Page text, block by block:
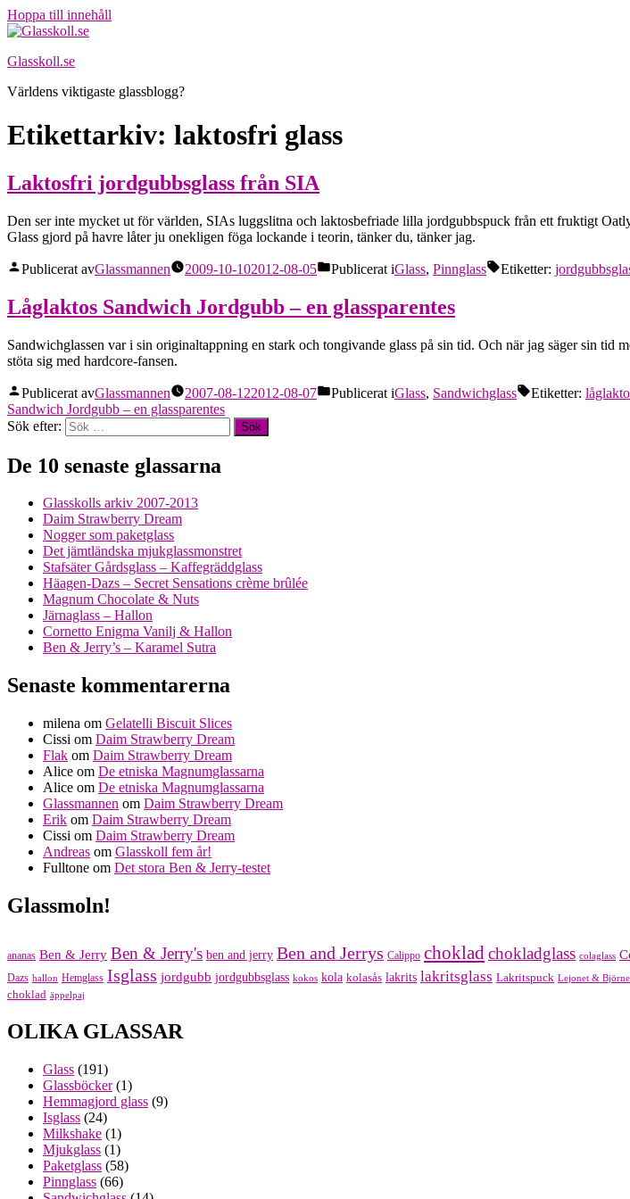
Hoppa till innehåll
Glasskoll.se
Världens viktigaste glassblogg?
Etikettarkiv: laktosfri glass
Laktosfri jordgubbsglass från SIA
Den ser inte mycket ut för världen, SIAs luggslitna och laktosbefriade lilla jordgubbspuck från ett fruktigt
Glass gjord på havre låter ju onekligen föga lockande i teorin, tänker du, tänker jag.
Publicerat avGlassmannen 2009-10-102012-08-05 Publicerat iGlass, Pinnglass Etiketter:
Låglaktos Sandwich Jordgubb – en glassparentes
Sandwichglassen var i sin originaltappning en stark och tongivande glass på sin tid. Och när jag säger sin
stöta sig med hardcore-fansen.
Publicerat avGlassmannen 2007-08-122012-08-07 Publicerat iGlass, Sandwichglass Etiketter:
Sandwich Jordgubb – en glassparentes
Sök efter:
De 10 senaste glassarna
Glasskolls arkiv 2007-2013
Daim Strawberry Dream
Nogger som paketglass
Det jämtländska mjukglassmonstret
Stafsäter Gårdsglass – Kaffegräddglass
Häagen-Dazs – Secret Sensations crème brûlée
Magnum Chocolate & Nuts
Järnaglass – Hallon
Cornetto Enigma Vanilj & Hallon
Ben & Jerry’s – Karamel Sutra
Senaste kommentarerna
milena om Gelatelli Biscuit Slices
Cissi om Daim Strawberry Dream
Flak om Daim Strawberry Dream
Alice om De etniska Magnumglassarna
Alice om De etniska Magnumglassarna
Glassmannen om Daim Strawberry Dream
Erik om Daim Strawberry Dream
Cissi om Daim Strawberry Dream
Andreas om Glasskoll fem år!
Fulltone om Det stora Ben & Jerry-testet
Glassmoln!
ananas Ben & Jerry Ben & Jerry's ben and jerry Ben and Jerrys Calippo choklad chokladglass colaglass
Dazs hallon Hemglass Isglass jordgubb jordgubbsglass kokos kola kolasås lakrits lakritsglass Lakritspuck Lejonet &
choklad äppelpaj
OLIKA GLASSAR
Glass (191)
Glassböcker(1)
Hemmagjord glass (9)
Isglass (24)
Milkshake (1)
Mjukglass (1)
Paketglass (58)
Pinnglass (66)